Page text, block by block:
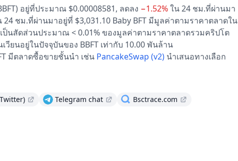
อยู่ที่ประมาณ $0.00008581, ลดลง −1.52%ใน 24 ชม.ที่ผ่านมา
ชม.ที่ผ่านมาอยู่ที่ $3,031.10 Baby BFT มีมูลค่าตามราคาตลาดใน
ป็นสัดส่วนประมาณ < 0.01% ของมูลค่าตามราคาตลาดรวมคริปโต
ยนอยู่ในปัจจุบันของ BBFT เท่ากับ 10.00 พันล้าน
มีตลาดซื้อขายชั้นนำ เช่น PancakeSwap (v2) นำเสนอทางเลือก
Telegram chat
Bsctrace.com